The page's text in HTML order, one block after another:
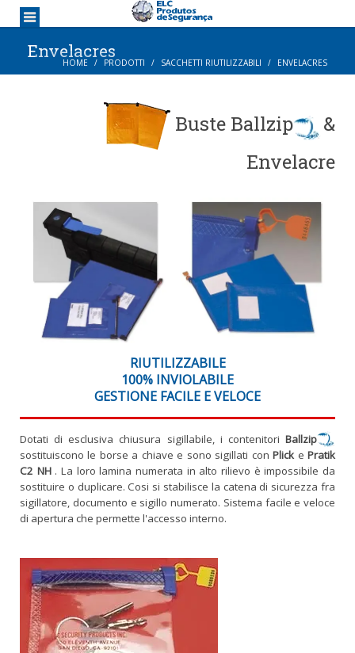
Envelacres
HOME PRODOTTI SACCHETTI RIUTILIZZABILI ENVELACRES
Buste Ballzip
&
Envelacre
RIUTILIZZABILE
100% INVIOLABILE
GESTIONE FACILE E VELOCE
Dotati di esclusiva chiusura sigillabile, i contenitori Ballzip
sostituiscono le borse a chiave e sono sigillati conPlickePratik
C2 NH. La loro lamina numerata in alto rilievo è impossibile da
sostituire o duplicare. Cosi si stabilisce la catena di sicurezza fra
sigillatore, documento e sigillo numerato. Sistema facile e veloce
di apertura che permette l'accesso interno.